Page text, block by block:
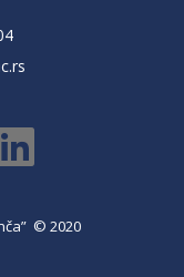
© 2020